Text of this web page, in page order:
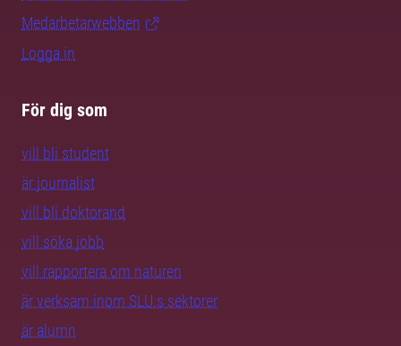
Medarbetarwebben
Logga in
För dig som
vill bli student
är journalist
vill bli doktorand
vill söka jobb
vill rapportera om naturen
är verksam inom SLU:s sektorer
är alumn